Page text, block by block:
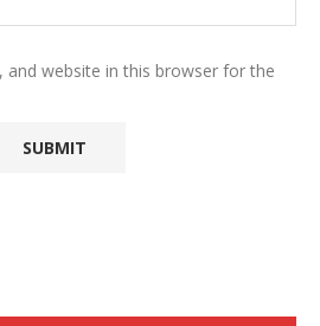
and website in this browser for the